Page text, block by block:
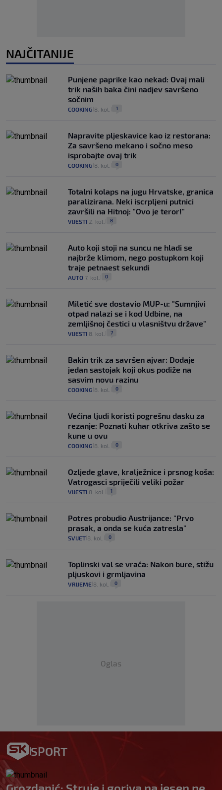
NAJČITANIJE
Punjene paprike kao nekad: Ovaj mali
trik naših baka čini nadjev savršeno
sočnim
COOKING 8. kol. 1
Napravite pljeskavice kao iz restorana:
Za savršeno mekano i sočno meso
isprobajte ovaj trik
COOKING 8. kol. 0
Totalni kolaps na jugu Hrvatske, granica
paralizirana. Neki iscrpljeni putnici
završili na Hitnoj: "Ovo je teror!"
VIJESTI 2. kol. 8
Auto koji stoji na suncu ne hladi se
najbrže klimom, nego postupkom koji
traje petnaest sekundi
AUTO 7. kol. 0
Miletić sve dostavio MUP-u: "Sumnjivi
otpad nalazi se i kod Udbine, na
zemljišnoj čestici u vlasništvu države"
VIJESTI 8. kol. 7
Bakin trik za savršen ajvar: Dodaje
jedan sastojak koji okus podiže na
sasvim novu razinu
COOKING 8. kol. 0
Većina ljudi koristi pogrešnu dasku za
rezanje: Poznati kuhar otkriva zašto se
kune u ovu
COOKING 8. kol. 0
Ozljede glave, kralježnice i prsnog koša:
Vatrogasci spriječili veliki požar
VIJESTI 8. kol. 1
Potres probudio Austrijance: "Prvo
prasak, a onda se kuća zatresla"
SVIJET 8. kol. 0
Toplinski val se vraća: Nakon bure, stižu
pljuskovi i grmljavina
VRIJEME 8. kol. 0
Oglas
SPORT